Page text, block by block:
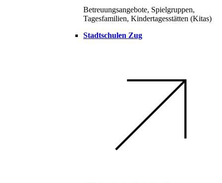
Betreuungsangebote, Spielgruppen,
Tagesfamilien, Kindertagesstätten (Kitas)
Stadtschulen Zug